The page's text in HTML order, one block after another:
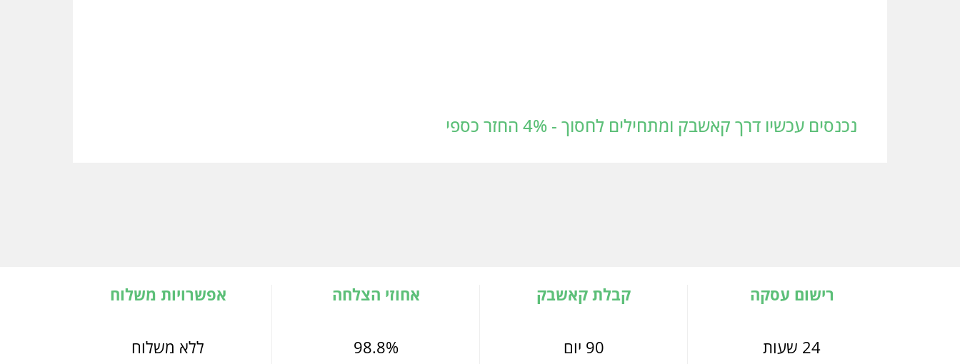
נכנסים עכשיו דרך קאשבק ומתחילים לחסוך - 4% החזר כספי
רישום עסקה
24 שעות
קבלת קאשבק
90 יום
אחוזי הצלחה
98.8%
אפשרויות משלוח
ללא משלוח